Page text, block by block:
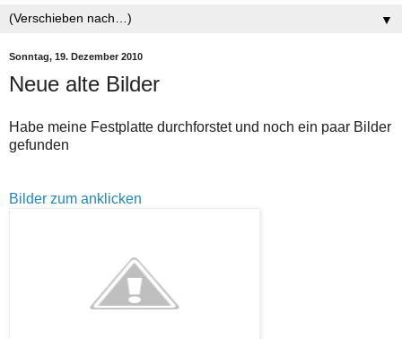
▼
Sonntag, 19. Dezember 2010
Neue alte Bilder
Habe meine Festplatte durchforstet und noch ein paar Bilder
gefunden
Bilder zum anklicken